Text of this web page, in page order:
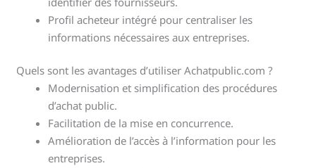
Profil acheteur intégré pour centraliser les
informations nécessaires aux entreprises.
Quels sont les avantages d’utiliser Achatpublic.com ?
Modernisation et simplification des procédures
d’achat public.
Facilitation de la mise en concurrence.
Amélioration de l’accès à l’information pour les
entreprises.